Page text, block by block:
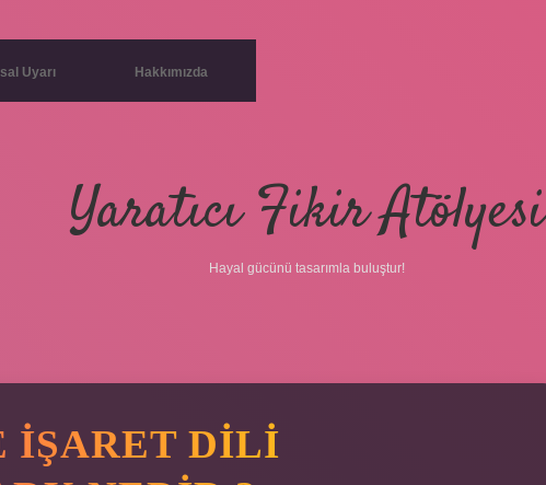
Uyarı Hakkımızda
Yaratıcı Fikir Atölyesi
Hayal gücünü tasarımla buluştur!
IŞARET DILI